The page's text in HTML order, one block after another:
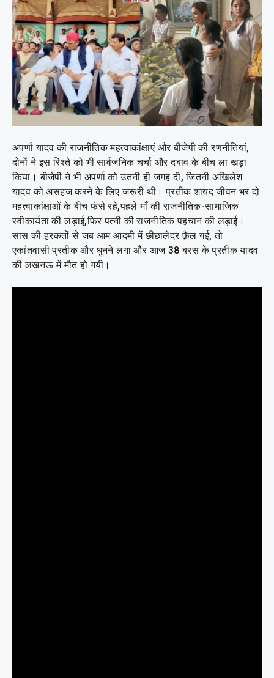
अपर्णा यादव की राजनीतिक महत्वाकांक्षाएं और बीजेपी की रणनीतियां,
दोनों ने इस रिश्ते को भी सार्वजनिक चर्चा और दबाव के बीच ला खड़ा
किया। बीजेपी ने भी अपर्णा को उतनी ही जगह दी, जितनी अखिलेश
यादव को असहज करने के लिए जरूरी थी। प्रतीक शायद जीवन भर दो
महत्वाकांक्षाओं के बीच फंसे रहे,पहले माँ की राजनीतिक-सामाजिक
स्वीकार्यता की लड़ाई,फिर पत्नी की राजनीतिक पहचान की लड़ाई।
सास की हरकतों से जब आम आदमी में छीछालेदर फ़ैल गई, तो
एकांतवासी प्रतीक और घुनने लगा और आज 38 बरस के प्रतीक यादव
की लखनऊ में मौत हो गयी।